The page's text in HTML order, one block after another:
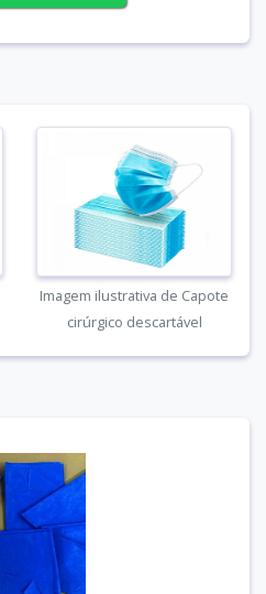
Imagem ilustrativa de Capote
cirúrgico descartável